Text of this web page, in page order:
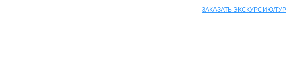
ЗАКАЗАТЬ ЭКСКУРСИЮ/ТУР